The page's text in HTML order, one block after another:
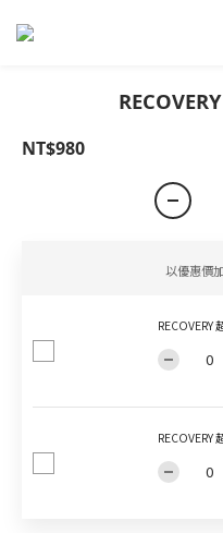
NT$980
以優惠價
RECOVERY
RECOVERY